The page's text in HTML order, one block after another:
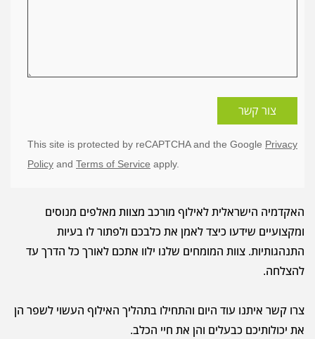
צור קשר
This site is protected by reCAPTCHA and the Google Privacy
Policy and Terms of Service apply.
האקדמיה הישראלית לאילוף מורכב מצוות מאלפים מנוסים
ומקצועיים שידעו כיצד לאמן את כלבכם ולפתור לו בעיות
התנהגותיות. צוות המומחים שלנו ילוו אתכם לאורך כל הדרך עד
להצלחה.
צרו קשר איתנו עוד היום והתחילו בתהליך האילוף העשוי לשפר הן
את יכולותיכם כבעלים והן את חיי הכלב.